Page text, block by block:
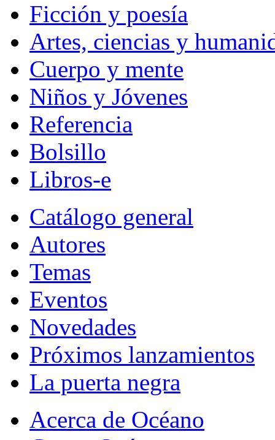
Ficción y poesía
Artes, ciencias y
Cuerpo y mente
Niños y Jóvenes
Referencia
Bolsillo
Libros-e
Catálogo general
Autores
Temas
Eventos
Novedades
Próximos lanzamientos
La puerta negra
Acerca de Océano